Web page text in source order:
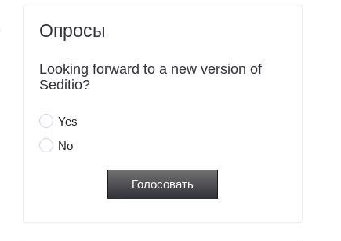
Опросы
Looking forward to a new version of
Seditio?
Yes
No